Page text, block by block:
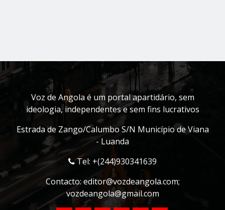
Voz de Angola é um portal apartidário, sem
ideologia, independentes e sem fins lucrativos
Estrada de Zango/Calumbo S/N Município de Viana
- Luanda
Tel: +(244)930341639
Contacto:editor@vozdeangola.com;
vozdeangola@gmail.com